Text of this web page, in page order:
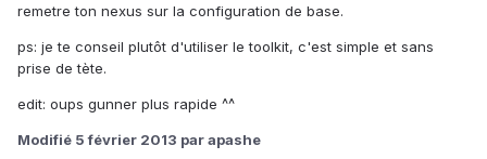
remetre ton nexus sur la configuration de base.
ps: je te conseil plutôt d'utiliser le toolkit, c'est simple et sans
prise de tète.
edit: oups gunner plus rapide ^^
Modifié 5 février 2013 par apashe